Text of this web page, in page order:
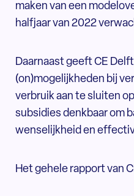
maken van een
halfjaar van 2022
Daarnaast geeft CE
(on)mogelijkheden bij
verbruik aan te sluiten
subsidies denkbaar om
wenselijkheid en
Het gehele rapport van